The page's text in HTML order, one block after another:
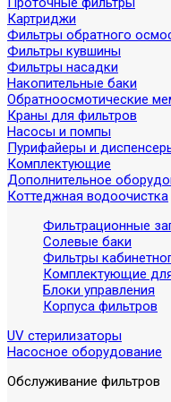
Картриджи
Фильтры обратного
Фильтры кувшины
Фильтры насадки
Накопительные баки
Обратноосмотические
Краны для фильтров
Насосы и помпы
Пурифайеры и
Комплектующие
Дополнительное
Коттеджная водоочистка
Фильтрационные
Солевые баки
Фильтры
Комплектующие
Блоки управления
Корпуса фильтров
UV стерилизаторы
Насосное оборудование
Обслуживание фильтров